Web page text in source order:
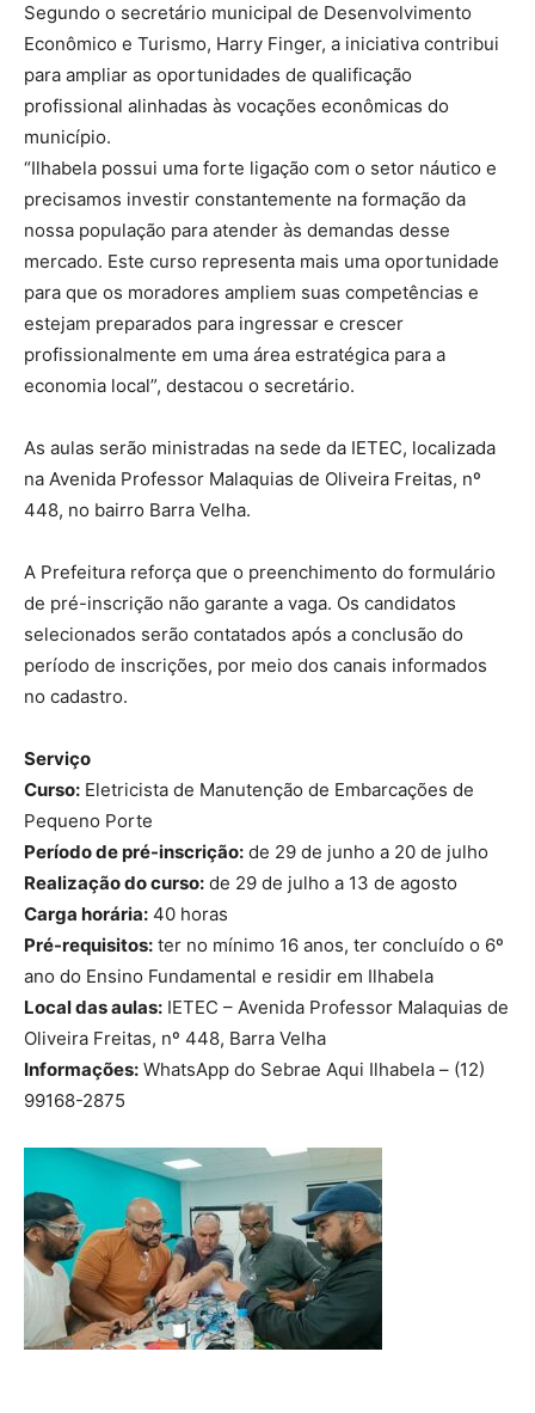
Segundo o secretário municipal de Desenvolvimento
Econômico e Turismo, Harry Finger, a iniciativa contribui
para ampliar as oportunidades de qualificação
profissional alinhadas às vocações econômicas do
município.
“Ilhabela possui uma forte ligação com o setor náutico e
precisamos investir constantemente na formação da
nossa população para atender às demandas desse
mercado. Este curso representa mais uma oportunidade
para que os moradores ampliem suas competências e
estejam preparados para ingressar e crescer
profissionalmente em uma área estratégica para a
economia local”, destacou o secretário.
As aulas serão ministradas na sede da IETEC, localizada
na Avenida Professor Malaquias de Oliveira Freitas, nº
448, no bairro Barra Velha.
A Prefeitura reforça que o preenchimento do formulário
de pré-inscrição não garante a vaga. Os candidatos
selecionados serão contatados após a conclusão do
período de inscrições, por meio dos canais informados
no cadastro.
Serviço
Curso: Eletricista de Manutenção de Embarcações de
Pequeno Porte
Período de pré-inscrição: de 29 de junho a 20 de julho
Realização do curso: de 29 de julho a 13 de agosto
Carga horária: 40 horas
Pré-requisitos: ter no mínimo 16 anos, ter concluído o 6º
ano do Ensino Fundamental e residir em Ilhabela
Local das aulas: IETEC – Avenida Professor Malaquias de
Oliveira Freitas, nº 448, Barra Velha
Informações: WhatsApp do Sebrae Aqui Ilhabela – (12)
99168-2875